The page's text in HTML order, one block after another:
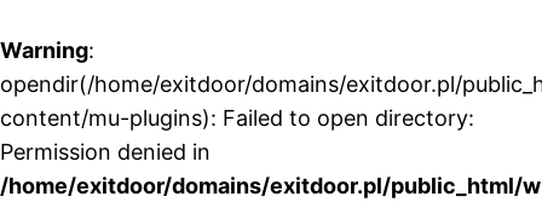
Warning:
opendir(/home/exitdoor/domains/exitdoor.pl/
content/mu-plugins): Failed to open directory:
Permission denied in
/home/exitdoor/domains/exitdoor.pl/public_html/